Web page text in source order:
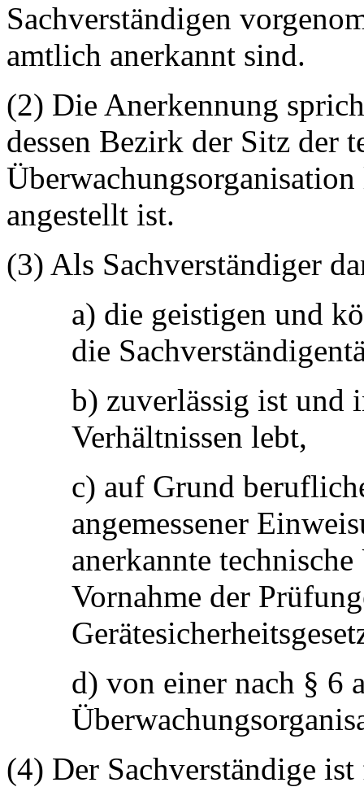
Sachverständigen
amtlich anerkannt sind.
(2) Die Anerkennung
dessen Bezirk der Sitz der
angestellt ist.
(3) Als Sachverständiger
a) die geistigen und
die
b) zuverlässig ist und
Verhältnissen lebt,
c) auf Grund
angemessener
anerkannte
Vornahme der
d) von einer nach § 6
(4) Der Sachverständige